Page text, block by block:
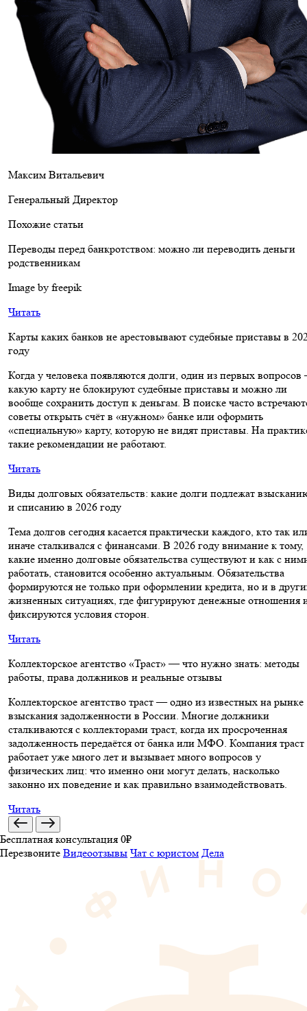
Максим Витальевич
Генеральный Директор
Похожие статьи
Переводы перед банкротством: можно ли переводить деньги
родственникам
Image by freepik
Читать
Карты каких банков не арестовывают судебные приставы в
году
Когда у человека появляются долги, один из первых вопросов
какую карту не блокируют судебные приставы и можно ли
вообще сохранить доступ к деньгам. В поиске часто
советы открыть счёт в «нужном» банке или оформить
«специальную» карту, которую не видят приставы. На
такие рекомендации не работают.
Читать
Виды долговых обязательств: какие долги подлежат
и списанию в 2026 году
Тема долгов сегодня касается практически каждого, кто так
иначе сталкивался с финансами. В 2026 году внимание к тому,
какие именно долговые обязательства существуют и как с
работать, становится особенно актуальным. Обязательства
формируются не только при оформлении кредита, но и в
жизненных ситуациях, где фигурируют денежные отношения
фиксируются условия сторон.
Читать
Коллекторское агентство «Траст» — что нужно знать: методы
работы, права должников и реальные отзывы
Коллекторское агентство траст — одно из известных на рынке
взыскания задолженности в России. Многие должники
сталкиваются с коллекторами траст, когда их просроченная
задолженность передаётся от банка или МФО. Компания траст
работает уже много лет и вызывает много вопросов у
физических лиц: что именно они могут делать, насколько
законно их поведение и как правильно взаимодействовать.
Читать
Бесплатная консультация 0₽
Перезвоните Видеоотзывы Чат с юристом Дела